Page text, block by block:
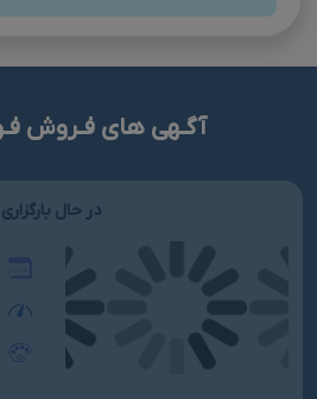
آگـهی های فـروش
در حال بارگزاری